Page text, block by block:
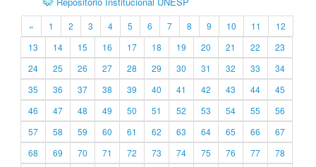
« 1 2 3 4 5 6 7 8 9 10 11
12
13
14 15 16 17 18 19 20 21 22
23
24
25 26 27 28 29 30 31 32 33
34
35
36 37 38 39 40 41 42 43 44
45
46
47 48 49 50 51 52 53 54 55
56
57
58 59 60 61 62 63 64 65 66
67
68
69 70 71 72 73 74 75 76 77
78